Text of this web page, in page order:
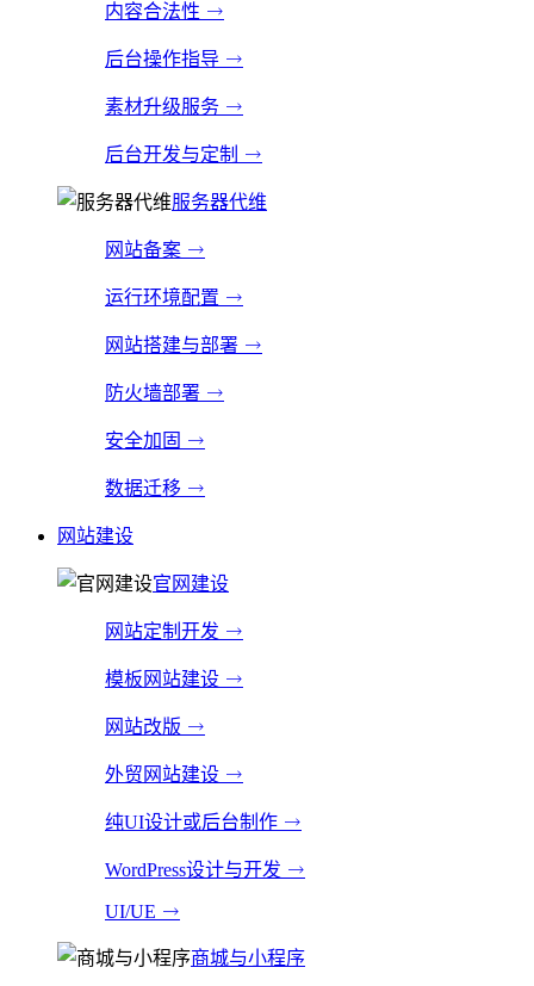
内容合法性
后台操作指导
素材升级服务
后台开发与定制
服务器代维
网站备案
运行环境配置
网站搭建与部署
防火墙部署
安全加固
数据迁移
网站建设
官网建设
网站定制开发
模板网站建设
网站改版
外贸网站建设
纯UI设计或后台制作
WordPress设计与开发
UI/UE
商城与小程序